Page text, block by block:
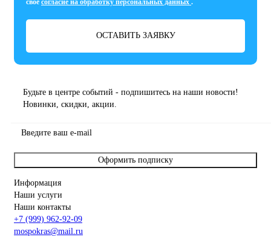
ОСТАВИТЬ ЗАЯВКУ
Будьте в центре событий - подпишитесь на наши новости!
Новинки, скидки, акции.
Оформить подписку
Информация
Наши услуги
Наши контакты
+7 (999) 962-92-09
mospokras@mail.ru